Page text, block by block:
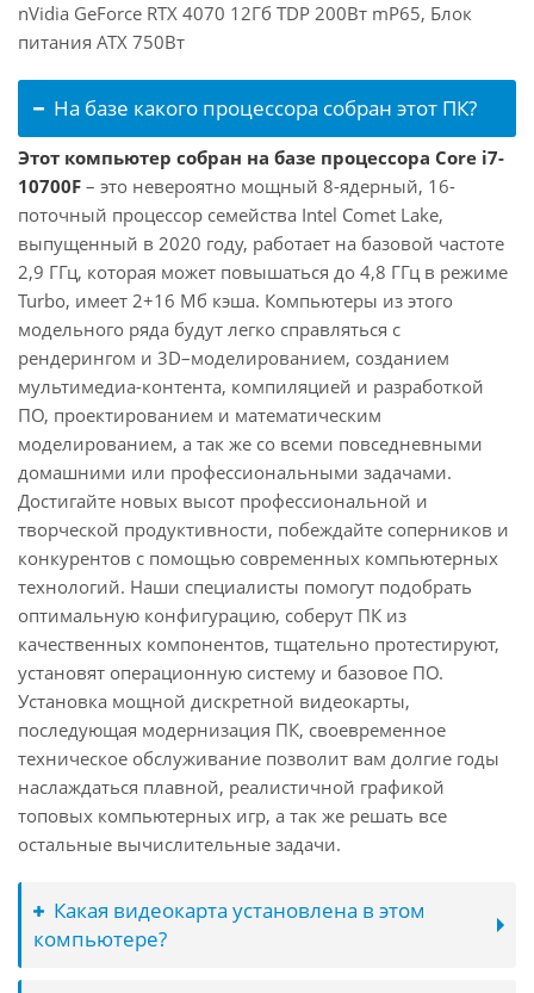
nVidia GeForce RTX 4070 12Гб TDP 200Вт mP65, Блок
питания ATX 750Вт
На базе какого процессора собран этот ПК?
Этот компьютер собран на базе процессора Core i7-
10700F – это невероятно мощный 8-ядерный, 16-
поточный процессор семейства Intel Comet Lake,
выпущенный в 2020 году, работает на базовой частоте
2,9 ГГц, которая может повышаться до 4,8 ГГц в режиме
Turbo, имеет 2+16 Мб кэша. Компьютеры из этого
модельного ряда будут легко справляться с
рендерингом и 3D–моделированием, созданием
мультимедиа-контента, компиляцией и разработкой
ПО, проектированием и математическим
моделированием, а так же со всеми повседневными
домашними или профессиональными задачами.
Достигайте новых высот профессиональной и
творческой продуктивности, побеждайте соперников и
конкурентов с помощью современных компьютерных
технологий. Наши специалисты помогут подобрать
оптимальную конфигурацию, соберут ПК из
качественных компонентов, тщательно протестируют,
установят операционную систему и базовое ПО.
Установка мощной дискретной видеокарты,
последующая модернизация ПК, своевременное
техническое обслуживание позволит вам долгие годы
наслаждаться плавной, реалистичной графикой
топовых компьютерных игр, а так же решать все
остальные вычислительные задачи.
Какая видеокарта установлена в этом
компьютере?